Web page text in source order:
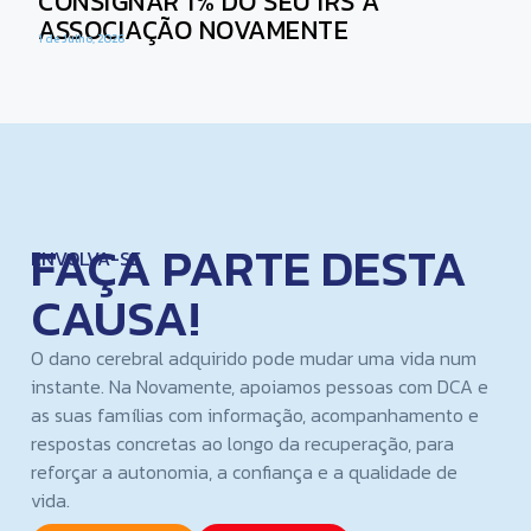
ASSOCIAÇÃO NOVAMENTE
1 de Julho, 2026
ENVOLVA-SE
FAÇA PARTE DESTA
CAUSA!
O dano cerebral adquirido pode mudar uma vida num
instante. Na Novamente, apoiamos pessoas com DCA e
as suas famílias com informação, acompanhamento e
respostas concretas ao longo da recuperação, para
reforçar a autonomia, a confiança e a qualidade de
vida.